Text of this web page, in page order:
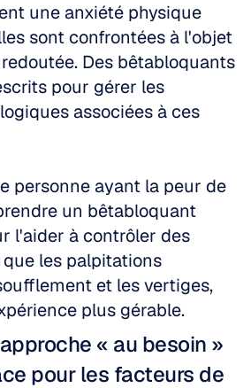
une anxiété physique
sont confrontées à l'objet
Des bêtabloquants
pour gérer les
associées à ces
personne ayant la peur de
un bêtabloquant
l'aider à contrôler des
les palpitations
et les vertiges,
plus gérable.
« au besoin »
pour les facteurs de